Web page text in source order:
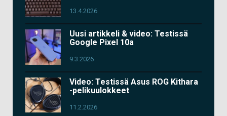
13.4.2026
Uusi artikkeli & video: Testissä
Google Pixel 10a
9.3.2026
Video: Testissä Asus ROG Kithara
-pelikuulokkeet
11.2.2026